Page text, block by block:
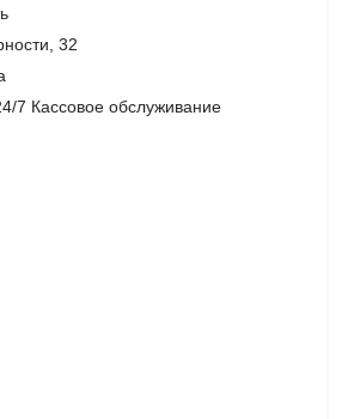
32
7 Кассовое обслуживание